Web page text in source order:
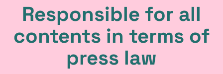
Responsible for all
contents in terms of
press law